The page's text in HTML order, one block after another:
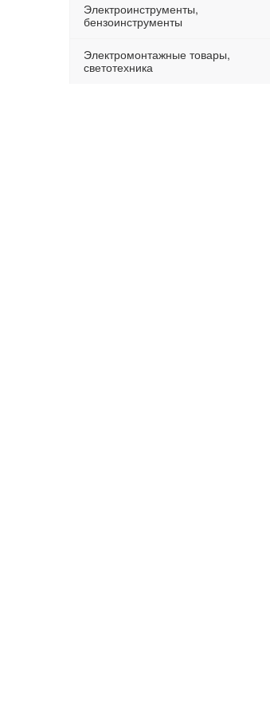
Электроинструменты,
бензоинструменты
Электромонтажные товары,
светотехника